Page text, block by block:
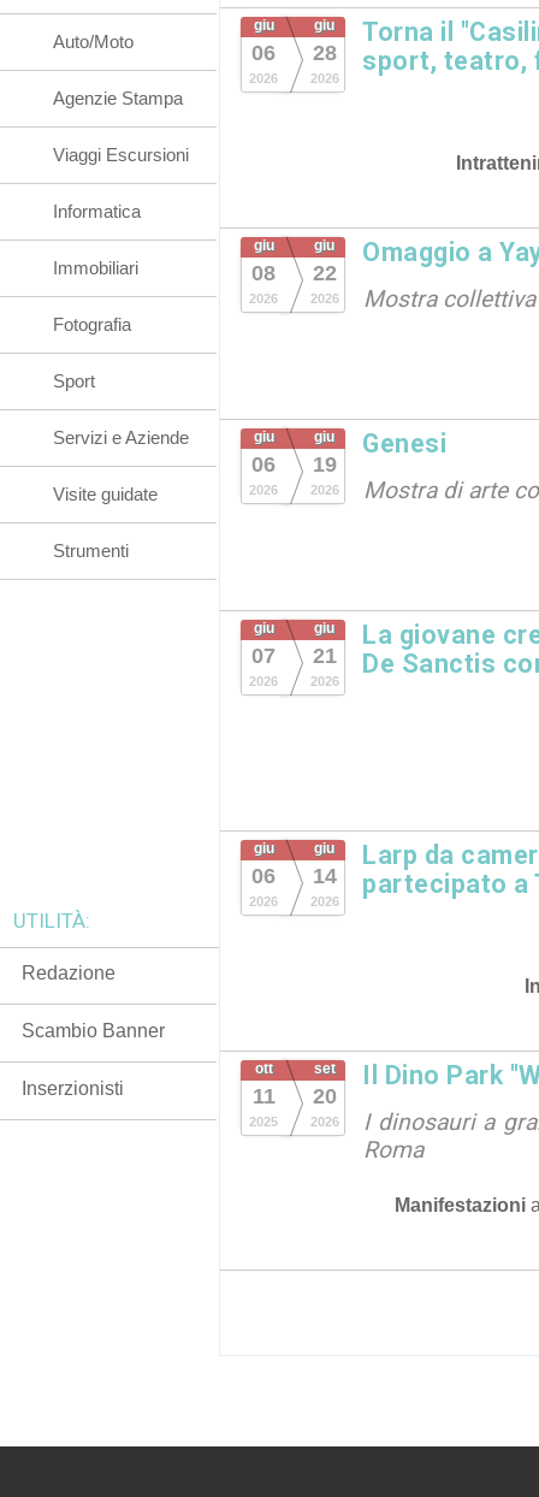
giu
06
2026
giu
28
2026
Torna il
sport, teatro,
giu
08
2026
giu
22
2026
Omaggio a
Mostra
giu
06
2026
giu
19
2026
Genesi
Mostra di arte
giu
07
2026
giu
21
2026
La giovane
De Sanctis
giu
06
2026
giu
14
2026
Larp da
partecipato a
ott
11
2025
set
20
2026
Il Dino Park
I dinosauri a
Roma
Manifestazioni
Auto/Moto
Agenzie Stampa
Viaggi Escursioni
Informatica
Immobiliari
Fotografia
Sport
Servizi e Aziende
Visite guidate
Strumenti
UTILITÀ:
Redazione
Scambio Banner
Inserzionisti